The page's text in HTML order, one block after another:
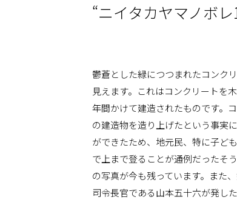
“ニイタカヤマノボ
鬱蒼とした緑につつまれたコンク
見えます。これはコンクリートを
年間かけて建造されたものです。
の建造物を造り上げたという事実
ができたため、地元民、特に子ど
で上まで登ることが通例だったそ
の写真が今も残っています。また
司令長官である山本五十六が発し